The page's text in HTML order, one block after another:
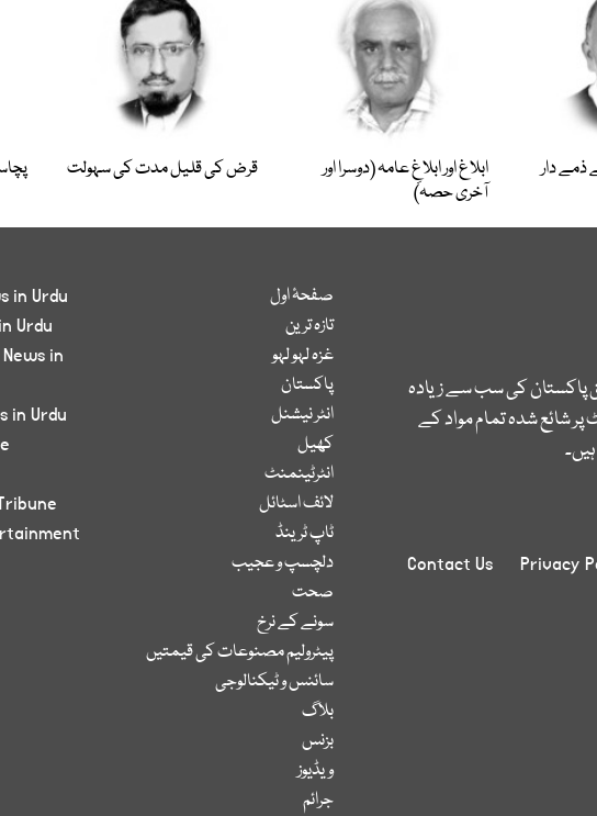
ذمے دار
ابلاغ اور ابلاغِ عامہ (دوسرا اور
آخری حصہ)
قرض کی قلیل مدت کی سہولت
پاکستان کی سب سے زیادہ
شائع شدہ تمام مواد کے
Privacy
Contact Us
صفحۂ اول
تازہ ترین
غزہ لہو لہو
پاکستان
انٹر نیشنل
کھیل
انٹرٹینمنٹ
لائف اسٹائل
ٹاپ ٹرینڈ
دلچسپ و عجیب
صحت
سونے کے نرخ
پیٹرولیم مصنوعات کی قیمتیں
سائنس و ٹیکنالوجی
بلاگ
بزنس
ویڈیوز
جرائم
in Urdu
Urdu
in
in Urdu